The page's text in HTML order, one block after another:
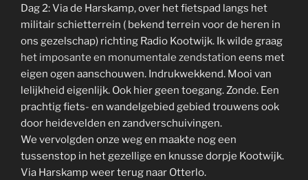
Dag 2: Via de Harskamp, over het fietspad langs het
militair schietterrein ( bekend terrein voor de heren in
ons gezelschap) richting Radio Kootwijk. Ik wilde graag
het imposante en monumentale zendstation eens met
eigen ogen aanschouwen. Indrukwekkend. Mooi van
lelijkheid eigenlijk. Ook hier geen toegang. Zonde. Een
prachtig fiets- en wandelgebied gebied trouwens ook
door heidevelden en zandverschuivingen.
We vervolgden onze weg en maakte nog een
tussenstop in het gezellige en knusse dorpje Kootwijk.
Via Harskamp weer terug naar Otterlo.